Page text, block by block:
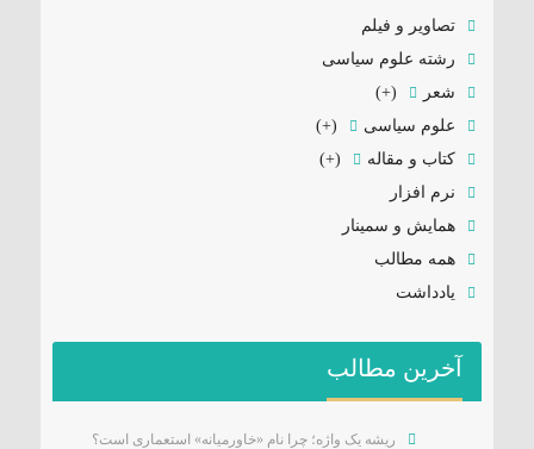
تصاویر و فیلم
رشته علوم سیاسی
شعر
(+)
علوم سیاسی
(+)
کتاب و مقاله
(+)
نرم افزار
همایش و سمینار
همه مطالب
یادداشت
آخرین مطالب
ریشه یک واژه؛ چرا نام «خاورمیانه» استعماری است؟